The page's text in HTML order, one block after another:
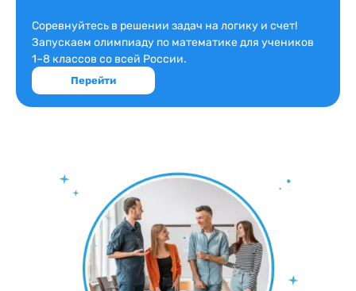
Соревнуйтесь в решении задач на логику и счет!
Запускаем олимпиаду по математике для учеников
1–8 классов со всей России.
Перейти